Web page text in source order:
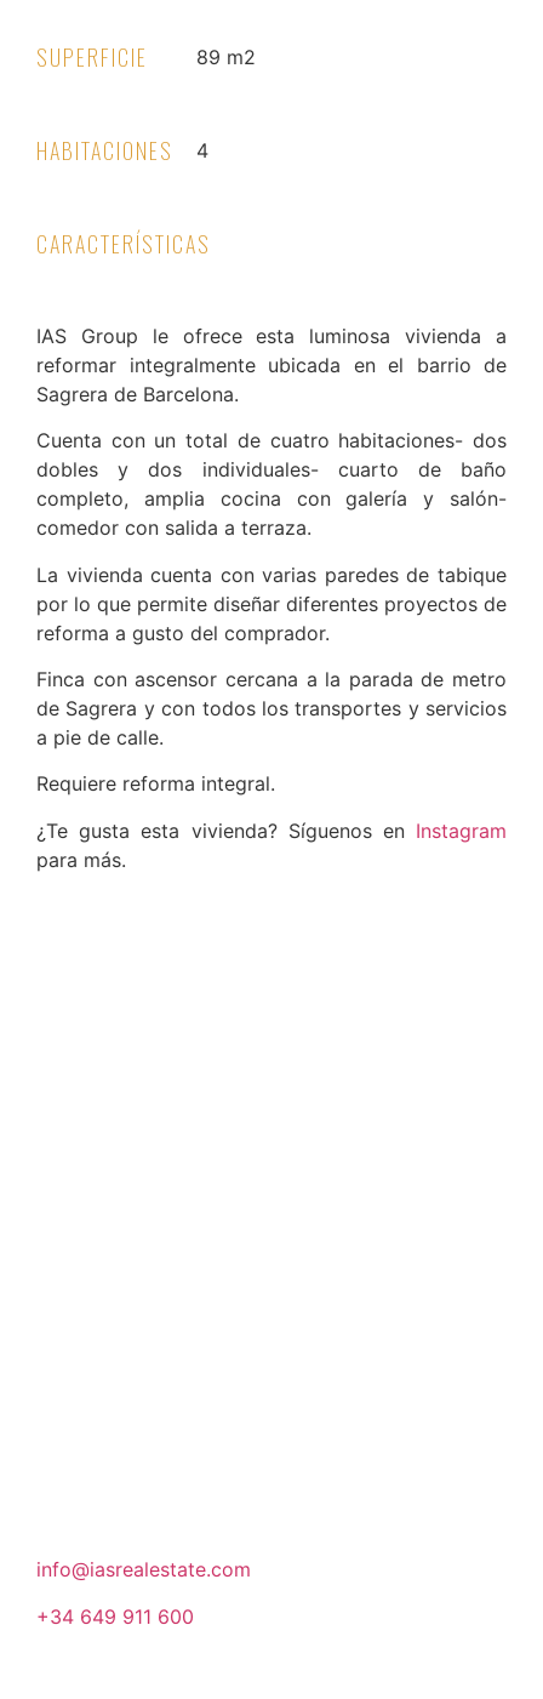
SUPERFICIE 89 m2
HABITACIONES 4
CARACTERÍSTICAS
IAS Group le ofrece esta luminosa vivienda a
reformar integralmente ubicada en el barrio de
Sagrera de Barcelona.
Cuenta con un total de cuatro habitaciones- dos
dobles y dos individuales- cuarto de baño
completo, amplia cocina con galería y salón-
comedor con salida a terraza.
La vivienda cuenta con varias paredes de tabique
por lo que permite diseñar diferentes proyectos de
reforma a gusto del comprador.
Finca con ascensor cercana a la parada de metro
de Sagrera y con todos los transportes y servicios
a pie de calle.
Requiere reforma integral.
¿Te gusta esta vivienda? Síguenos en Instagram
para más.
info@iasrealestate.com
+34 649 911 600